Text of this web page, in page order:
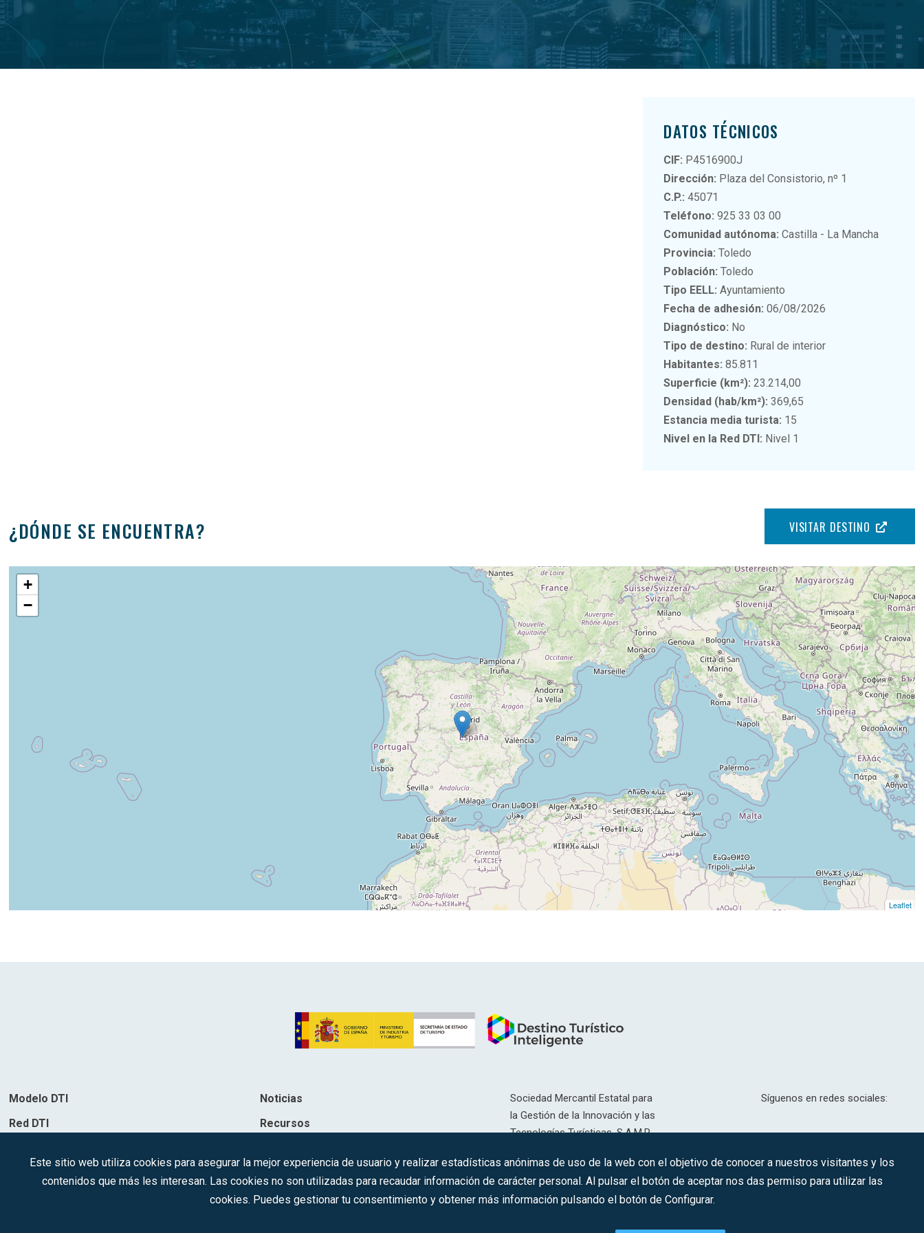
DATOS TÉCNICOS
CIF: P4516900J
Dirección: Plaza del Consistorio, nº 1
C.P.: 45071
Teléfono: 925 33 03 00
Comunidad autónoma: Castilla - La Mancha
Provincia: Toledo
Población: Toledo
Tipo EELL: Ayuntamiento
Fecha de adhesión: 06/08/2026
Diagnóstico: No
Tipo de destino: Rural de interior
Habitantes: 85.811
Superficie (km²): 23.214,00
Densidad (hab/km²): 369,65
Estancia media turista: 15
Nivel en la Red DTI: Nivel 1
¿DÓNDE SE ENCUENTRA? VISITAR DESTINO
+
−
Leaflet
Modelo DTI
Red DTI
Noticias
Recursos
Sociedad Mercantil Estatal para
la Gestión de la Innovación y las
Tecnologías Turísticas, S.A.M.P.
Inscrita en el R.M. de Madrid, T,
12593, Se. 8, F. 129, H. 201.307.
C.I.F.: A-81/874.984
Síguenos en redes sociales:
CONTACTO
Este sitio web utiliza cookies para asegurar la mejor experiencia de usuario y realizar estadísticas anónimas de uso de la web con el objetivo de conocer a nuestros visitantes y los
contenidos que más les interesan. Las cookies no son utilizadas para recaudar información de carácter personal. Al pulsar el botón de aceptar nos das permiso para utilizar las
cookies. Puedes gestionar tu consentimiento y obtener más información pulsando el botón de Configurar.